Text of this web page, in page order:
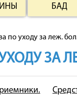
БАД
по уходу за леж.
ЗА